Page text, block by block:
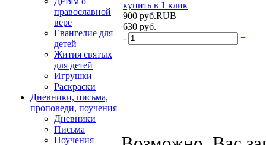
православной
вере
Евангелие для
детей
Жития святых
для детей
Игрушки
Раскраски
Дневники, письма,
проповеди, поучения
Дневники
Письма
Поучения
купить в 1 клик
900 руб.RUB
630 руб.
-
+